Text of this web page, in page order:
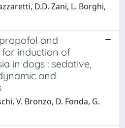
D.D. Zani, L. Borghi,
and
induction of
in dogs : sedative,
and
V. Bronzo, D. Fonda, G.